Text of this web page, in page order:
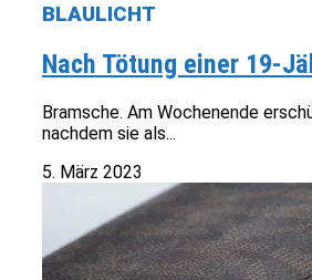
BLAULICHT
Nach Tötung einer 19-
Bramsche. Am Wochenende
nachdem sie als...
5. März 2023